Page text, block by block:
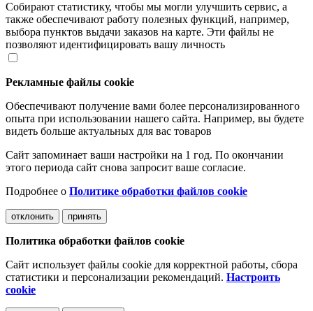
Собирают статистику, чтобы мы могли улучшить сервис, а
также обеспечивают работу полезных функций, например,
выбора пунктов выдачи заказов на карте. Эти файлы не
позволяют идентифицировать вашу личность
Рекламные файлы cookie
Обеспечивают получение вами более персонализированного
опыта при использовании нашего сайта. Например, вы будете
видеть больше актуальных для вас товаров
Сайт запоминает ваши настройки на 1 год. По окончании
этого периода сайт снова запросит ваше согласие.
Подробнее о Политике обработки файлов cookie
отклонить принять
Политика обработки файлов cookie
Сайт использует файлы cookie для корректной работы, сбора
статистики и персонализации рекомендаций. Настроить
cookie